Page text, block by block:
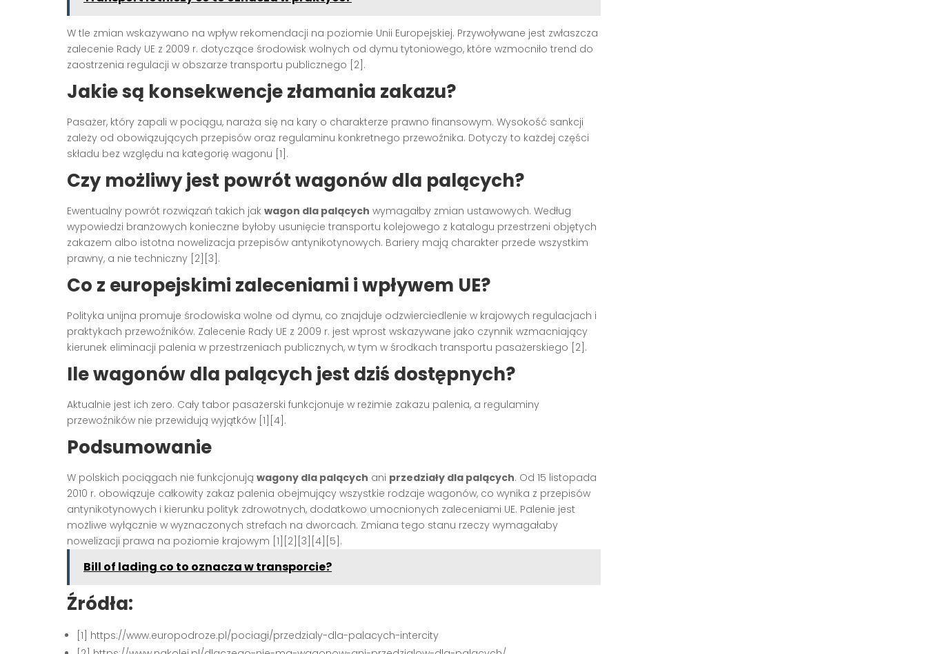
W tle zmian wskazywano na wpływ rekomendacji na poziomie Unii Europejskiej. Przywoływane jest zwłaszcza
zalecenie Rady UE z 2009 r. dotyczące środowisk wolnych od dymu tytoniowego, które wzmocniło trend do
zaostrzenia regulacji w obszarze transportu publicznego [2].
Jakie są konsekwencje złamania zakazu?
Pasażer, który zapali w pociągu, naraża się na kary o charakterze prawno finansowym. Wysokość sankcji
zależy od obowiązujących przepisów oraz regulaminu konkretnego przewoźnika. Dotyczy to każdej części
składu bez względu na kategorię wagonu [1].
Czy możliwy jest powrót wagonów dla palących?
Ewentualny powrót rozwiązań takich jak wagon dla palących wymagałby zmian ustawowych. Według
wypowiedzi branżowych konieczne byłoby usunięcie transportu kolejowego z katalogu przestrzeni objętych
zakazem albo istotna nowelizacja przepisów antynikotynowych. Bariery mają charakter przede wszystkim
prawny, a nie techniczny [2][3].
Co z europejskimi zaleceniami i wpływem UE?
Polityka unijna promuje środowiska wolne od dymu, co znajduje odzwierciedlenie w krajowych regulacjach i
praktykach przewoźników. Zalecenie Rady UE z 2009 r. jest wprost wskazywane jako czynnik wzmacniający
kierunek eliminacji palenia w przestrzeniach publicznych, w tym w środkach transportu pasażerskiego [2].
Ile wagonów dla palących jest dziś dostępnych?
Aktualnie jest ich zero. Cały tabor pasażerski funkcjonuje w reżimie zakazu palenia, a regulaminy
przewoźników nie przewidują wyjątków [1][4].
Podsumowanie
W polskich pociągach nie funkcjonują wagony dla palących ani przedziały dla palących. Od 15 listopada
2010 r. obowiązuje całkowity zakaz palenia obejmujący wszystkie rodzaje wagonów, co wynika z przepisów
antynikotynowych i kierunku polityk zdrowotnych, dodatkowo umocnionych zaleceniami UE. Palenie jest
możliwe wyłącznie w wyznaczonych strefach na dworcach. Zmiana tego stanu rzeczy wymagałaby
nowelizacji prawa na poziomie krajowym [1][2][3][4][5].
Bill of lading co to oznacza w transporcie?
Źródła:
[1] https://www.europodroze.pl/pociagi/przedzialy-dla-palacych-intercity